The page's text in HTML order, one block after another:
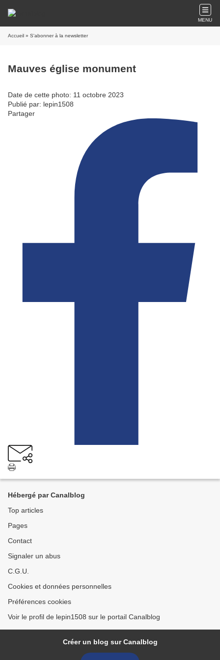
MENU
Accueil » S'abonner à la newsletter
Mauves église monument
Date de cette photo: 11 octobre 2023
Publié par: lepin1508
Partager
Hébergé par Canalblog
Top articles
Pages
Contact
Signaler un abus
C.G.U.
Cookies et données personnelles
Préférences cookies
Voir le profil de lepin1508 sur le portail Canalblog
Créer un blog sur Canalblog